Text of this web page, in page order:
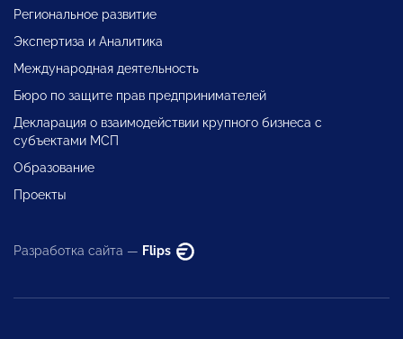
Региональное развитие
Экспертиза и Аналитика
Международная деятельность
Бюро по защите прав предпринимателей
Декларация о взаимодействии крупного бизнеса с
субъектами МСП
Образование
Проекты
Разработка сайта — Flips